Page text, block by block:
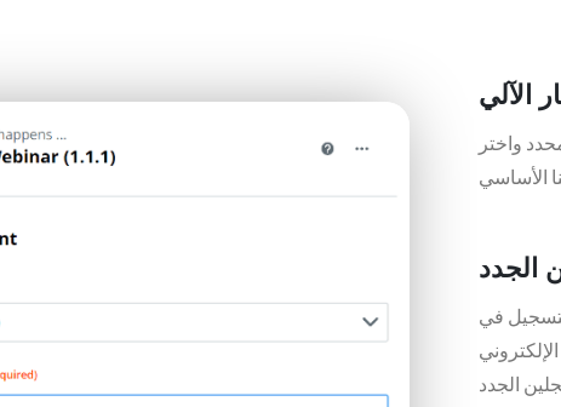
الآلي
واختر
الجدد
في